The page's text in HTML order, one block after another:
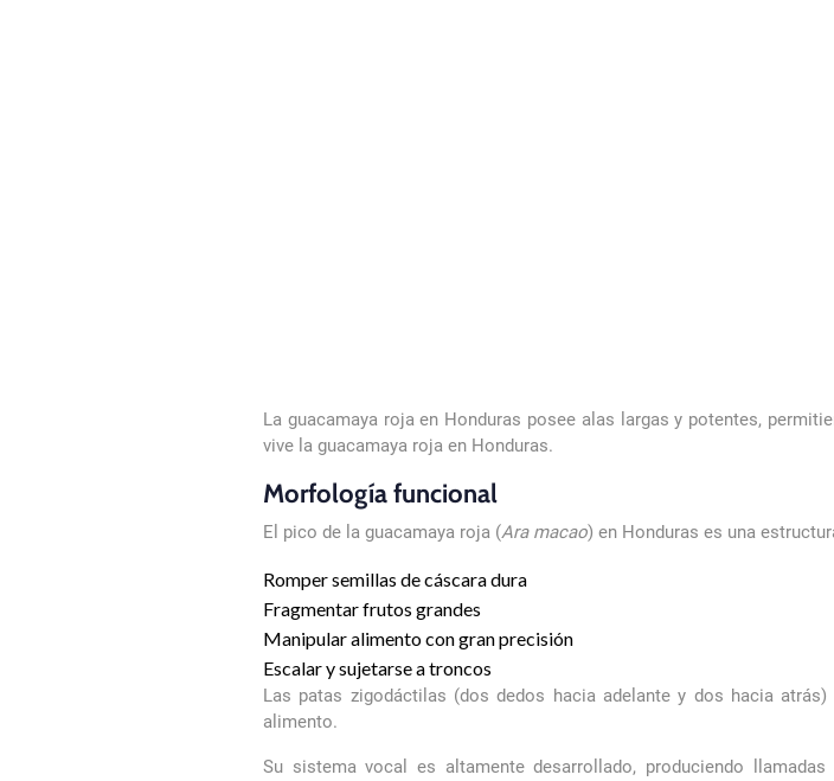
La guacamaya roja en Honduras posee alas largas y potentes,
vive la guacamaya roja en Honduras.
Morfología funcional
El pico de la guacamaya roja (Ara macao) en Honduras es una
Romper semillas de cáscara dura
Fragmentar frutos grandes
Manipular alimento con gran precisión
Escalar y sujetarse a troncos
Las patas zigodáctilas (dos dedos hacia adelante y dos hacia
alimento.
Su sistema vocal es altamente desarrollado, produciendo